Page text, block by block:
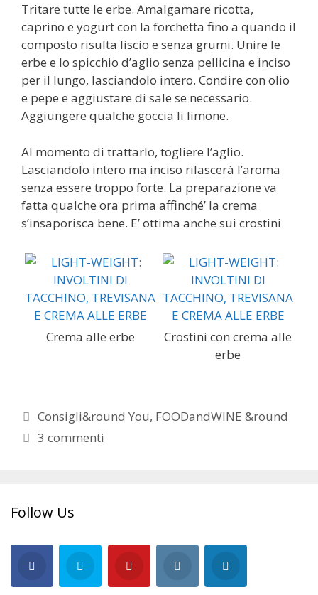
Tritare tutte le erbe. Amalgamare ricotta,
caprino e yogurt con la forchetta fino a quando il
composto risulta liscio e senza grumi. Unire le
erbe e lo spicchio d’aglio senza pellicina e inciso
per il lungo, lasciandolo intero. Condire con olio
e pepe e aggiustare di sale se necessario.
Aggiungere qualche goccia li limone.
Al momento di trattarlo, togliere l’aglio.
Lasciandolo intero ma inciso rilascerà l’aroma
senza essere troppo forte. La preparazione va
fatta qualche ora prima affinché’ la crema
s’insaporisca bene. E’ ottima anche sui crostini
Crema alle erbe
Crostini con crema alle
erbe
Categorie
Consigli&round You, FOODandWINE &round
3 commenti
Follow Us